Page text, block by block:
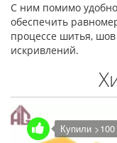
С ним помимо
обеспечить
процессе шитья,
искривлений.
Купили